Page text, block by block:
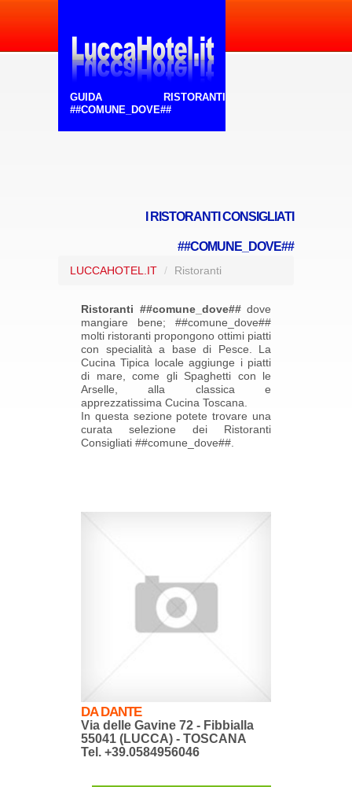
GUIDA RISTORANTI
##COMUNE_DOVE##
I RISTORANTI CONSIGLIATI
##COMUNE_DOVE##
LUCCAHOTEL.IT / Ristoranti
Ristoranti ##comune_dove##dove
mangiare bene; ##comune_dove##
molti ristoranti propongono ottimi piatti
con specialità a base di Pesce. La
Cucina Tipica locale aggiunge i piatti
di mare, come gli Spaghetti con le
Arselle, alla classica e
apprezzatissima Cucina Toscana.
In questa sezione potete trovare una
curata selezione dei Ristoranti
Consigliati ##comune_dove##.
DA DANTE
Via delle Gavine 72 - Fibbialla
55041 (LUCCA) - TOSCANA
Tel. +39.0584956046